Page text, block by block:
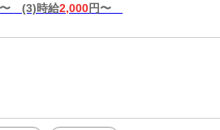
(3)時給2,000円〜